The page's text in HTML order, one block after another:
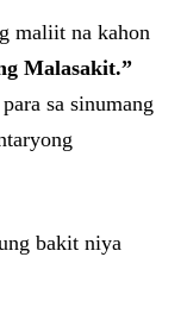
maliit na kahon
Malasakit.”
sa sinumang
bakit niya